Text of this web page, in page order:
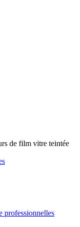
de film vitre teintée